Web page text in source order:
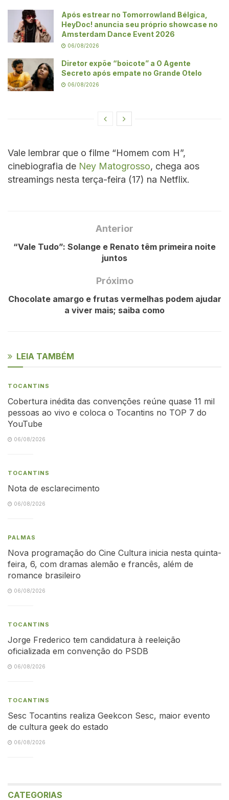
Após estrear no Tomorrowland Bélgica,
HeyDoc! anuncia seu próprio showcase no
Amsterdam Dance Event 2026
06/08/2026
Diretor expõe “boicote” a O Agente
Secreto após empate no Grande Otelo
06/08/2026
Vale lembrar que o filme “Homem com H”,
cinebiografia de Ney Matogrosso, chega aos
streamings nesta terça-feira (17) na Netflix.
Anterior
“Vale Tudo”: Solange e Renato têm primeira noite
juntos
Próximo
Chocolate amargo e frutas vermelhas podem ajudar
a viver mais; saiba como
LEIA TAMBÉM
TOCANTINS
Cobertura inédita das convenções reúne quase 11 mil
pessoas ao vivo e coloca o Tocantins no TOP 7 do
YouTube
06/08/2026
TOCANTINS
Nota de esclarecimento
06/08/2026
PALMAS
Nova programação do Cine Cultura inicia nesta quinta-
feira, 6, com dramas alemão e francês, além de
romance brasileiro
06/08/2026
TOCANTINS
Jorge Frederico tem candidatura à reeleição
oficializada em convenção do PSDB
06/08/2026
TOCANTINS
Sesc Tocantins realiza Geekcon Sesc, maior evento
de cultura geek do estado
06/08/2026
CATEGORIAS